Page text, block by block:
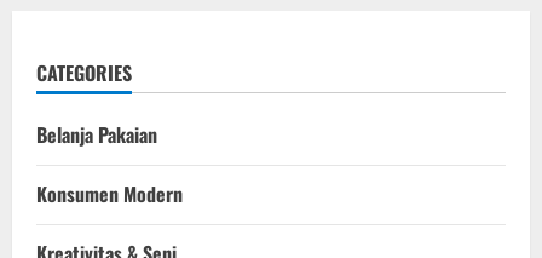
CATEGORIES
Belanja Pakaian
Konsumen Modern